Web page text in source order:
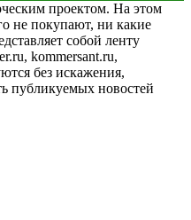
проектом. На этом
не покупают, ни какие
собой ленту
kommersant.ru,
без искажения,
публикуемых новостей